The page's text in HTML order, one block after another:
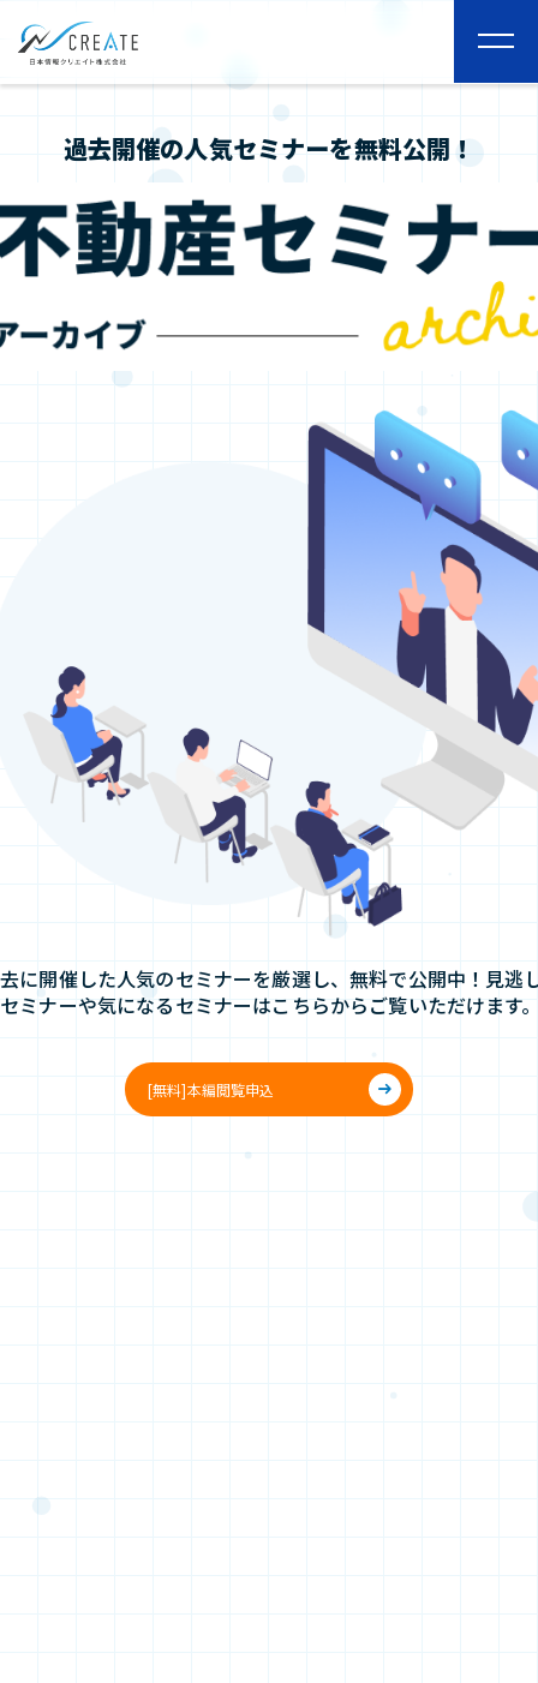
過去開催の人気セミナーを無料公開！
に開催した人気のセミナーを厳選し、無料で公開中！見逃
ミナーや気になるセミナーはこちらからご覧いただけます
[無料]本編閲覧申込